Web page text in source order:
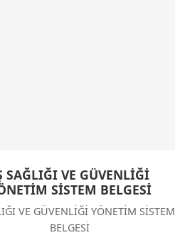
SAĞLIĞI VE GÜVENLİĞİ
SİSTEM BELGESİ
VE GÜVENLİĞİ YÖNETİM SİSTEM
BELGESİ